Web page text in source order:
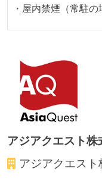
・屋内禁煙（常駐の
アジアクエスト株
アジアクエス